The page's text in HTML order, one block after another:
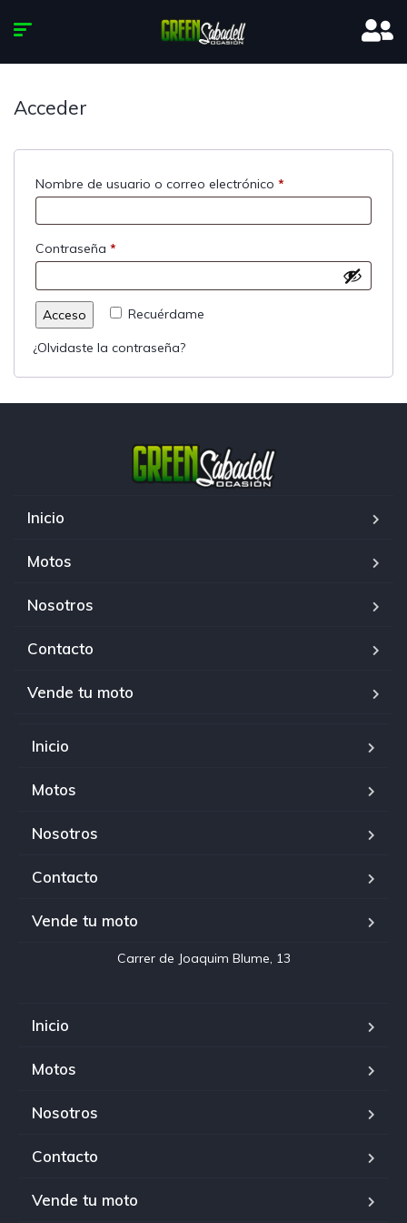
Acceder
Nombre de usuario o correo electrónico *
Contraseña *
Recuérdame
Acceso
¿Olvidaste la contraseña?
Inicio
Motos
Nosotros
Contacto
Vende tu moto
Inicio
Motos
Nosotros
Contacto
Vende tu moto
Inicio
Motos
Nosotros
Contacto
Vende tu moto